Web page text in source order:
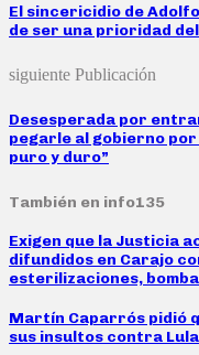
El sincericidio de
de ser una prioridad
siguiente Publicación
Desesperada por
pegarle al gobierno
puro y duro”
También en info135
Exigen que la Justicia
difundidos en Carajo
esterilizaciones,
Martín Caparrós pidió
sus insultos contra Lula